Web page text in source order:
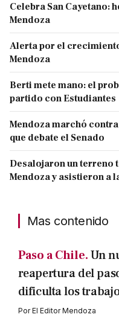
Celebra San Cayetano:
Mendoza
Alerta por el
Mendoza
Berti mete mano: el
partido con Estudiantes
Mendoza marchó
que debate el Senado
Desalojaron un terreno
Mendoza y asistieron a
Mas contenido
Paso a Chile.Un
reapertura del
dificulta los
PorEl Editor Mendoza